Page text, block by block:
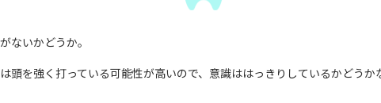
ないかどうか。
頭を強く打っている可能性が高いので、 意識ははっきりしているかどう